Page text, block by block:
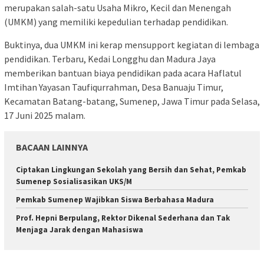
merupakan salah-satu Usaha Mikro, Kecil dan Menengah
(UMKM) yang memiliki kepedulian terhadap pendidikan.
Buktinya, dua UMKM ini kerap mensupport kegiatan di lembaga
pendidikan. Terbaru, Kedai Longghu dan Madura Jaya
memberikan bantuan biaya pendidikan pada acara Haflatul
Imtihan Yayasan Taufiqurrahman, Desa Banuaju Timur,
Kecamatan Batang-batang, Sumenep, Jawa Timur pada Selasa,
17 Juni 2025 malam.
BACAAN LAINNYA
Ciptakan Lingkungan Sekolah yang Bersih dan Sehat, Pemkab
Sumenep Sosialisasikan UKS/M
Pemkab Sumenep Wajibkan Siswa Berbahasa Madura
Prof. Hepni Berpulang, Rektor Dikenal Sederhana dan Tak
Menjaga Jarak dengan Mahasiswa